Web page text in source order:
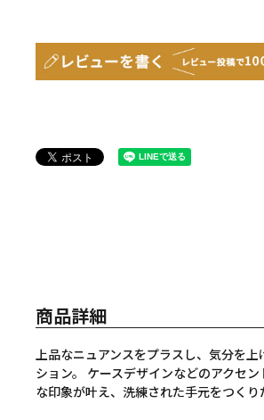
商品詳細
上品なニュアンスをプラスし、気分を上
ション。 ケースデザインなどのアクセ
な印象が叶え、洗練された手元をつくり